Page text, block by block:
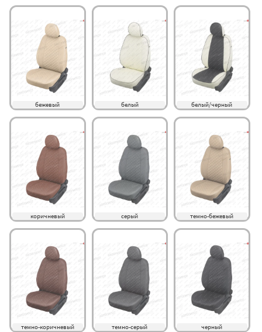
бежевый белый белый/черный
коричневый серый темно-бежевый
темно-коричневый темно-серый черный